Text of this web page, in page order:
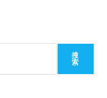
搜
索